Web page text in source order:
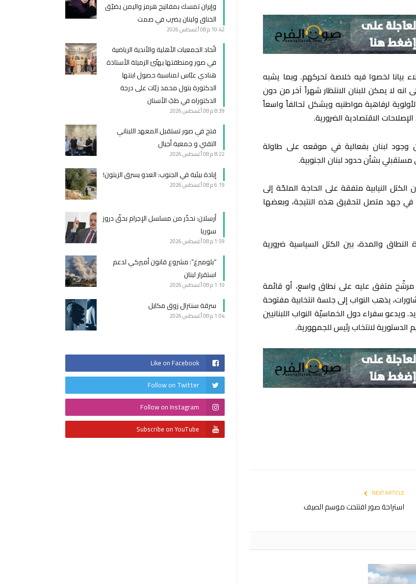
بيانا لخصوا فيه خلاصة تحركهم. وبما يشبه
انه لا يمكن للبنان الانتظار شهراً آخر من دون
لرفاهية مواطنيه ويشكل تحالفاً واسعاً
الاقتصادية الضرورية.
لبنان بفعالية في موقعه على طاولة
بشأن حدود لبنان الجنوبية.
النيابية متفقة على الحاجة الملحّة إلى
جهد متصل لتحقيق هذه النتيجة، وبعضها
والمدة، بين الكتل السياسية ضرورية
متفق عليه على نطاق واسع، أو قائمة
يذهب النواب إلى جلسة انتخابية مفتوحة
سفراء دول الخماسيّة النواب اللبنانيين
لانتخاب رئيس للجمهورية.
NEXT ARTICLE
استراحة صور افتتحت موسم الصيف
وإيران تمسك بمفاتيح هرمز واليمن يضيّق
الخناق ولبنان يضرب في صمت
10:42 م 08 أغسطس 2026
اتّحاد الجمعيات الأهلية والأندية الرياضية
في صور ومنطقتها يهنّئ الزميلة الأستاذة
هنادي عبّاس لمناسبة حصول ابنتها
الدكتورة بتول محمد زيّات على درجة
الدكتوراه في طبّ الأسنان
8:39 م 08 أغسطس 2026
فتح في صور تستقبل المعهد اللبناني
التقني و جمعية أجيال
8:22 م 08 أغسطس 2026
إبادة بيئية في الجنوب: العدو يسرق الزيتون!
6:19 م 08 أغسطس 2026
أرسلان: نحذّر من مسلسل الإجرام بحقّ دروز
سوريا
1:59 م 08 أغسطس 2026
“بلومبرغ”: مشروع قانون أميركي لدعم
استقرار لبنان
1:10 م 08 أغسطس 2026
سرقة سنترال زوق مكايل
1:04 م 08 أغسطس 2026
Like on Facebook
Follow on Twitter
Follow on Instagram
Subscribe on YouTube